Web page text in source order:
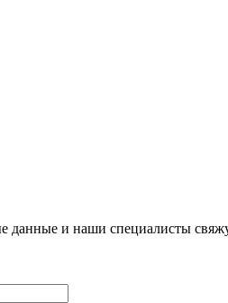
данные и наши специалисты